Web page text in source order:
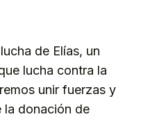
de Elías, un
lucha contra la
unir fuerzas y
la donación de